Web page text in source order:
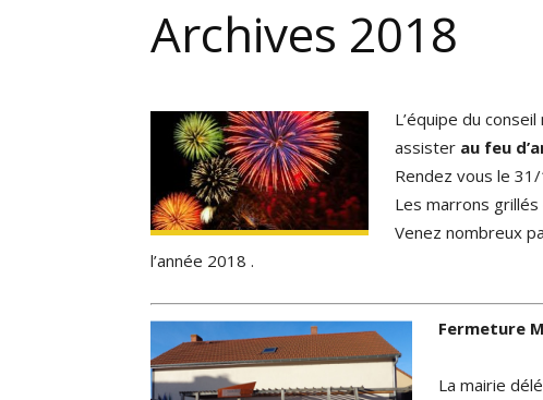
Archives 2018
L’équipe du
assister au feu
Rendez vous le
Les marrons
Venez nombreux
l’année 2018 .
Fermeture
La mairie